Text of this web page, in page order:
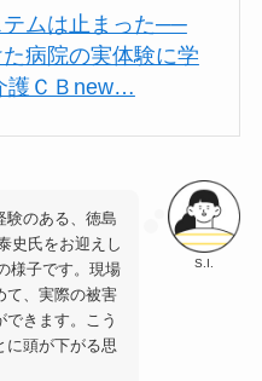
ムは止まった──
病院の実体験に学
護ＣＢnew…
S.I.
験のある、徳島
史氏をお迎えし
様子です。現場
て、実際の被害
きます。こう
に頭が下がる思